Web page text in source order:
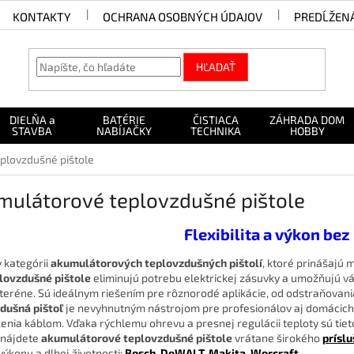
KONTAKTY OCHRANA OSOBNÝCH ÚDAJOV
HĽADAŤ
DIELŇA a
STAVBA
BATÉRIE
NABÍJAČKY
ČISTIACA
TECHNIKA
ZÁHRADA DOM
HOBBY
pištole
teplovzdušné pištole
Flexibilita a výkon
kategóriiakumulátorových teplovzdušných pištolí, ktoré prinášajú
pištoleeliminujú potrebu elektrickej zásuvky a umožňujú
Sú ideálnym riešením pre rôznorodé aplikácie, od
pištoľje nevyhnutným nástrojom pre profesionálov aj
káblom. Vďaka rýchlemu ohrevu a presnej regulácii teploty sú
akumulátorové teplovzdušné pištolevrátane širokého